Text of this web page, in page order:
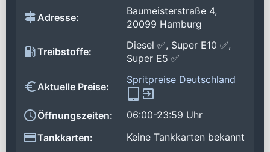
Adresse:
Baumeisterstraße 4,
20099 Hamburg
Treibstoffe:
Diesel ✅, Super E10 ✅,
Super E5 ✅
Aktuelle Preise:
Spritpreise Deutschland
Öffnungszeiten:
06:00-23:59 Uhr
Tankkarten:
Keine Tankkarten bekannt